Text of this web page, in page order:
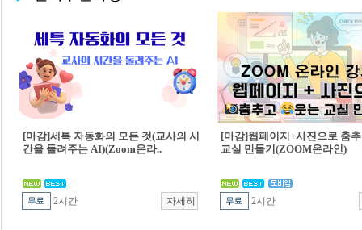
[마감]세특 자동화의 모든 것(교사의 시
간을 돌려주는 AI)(Zoom온라..
2시간
[마감]웹페이지+사진으로 춤
교실 만들기(ZOOM온라인)
2시간